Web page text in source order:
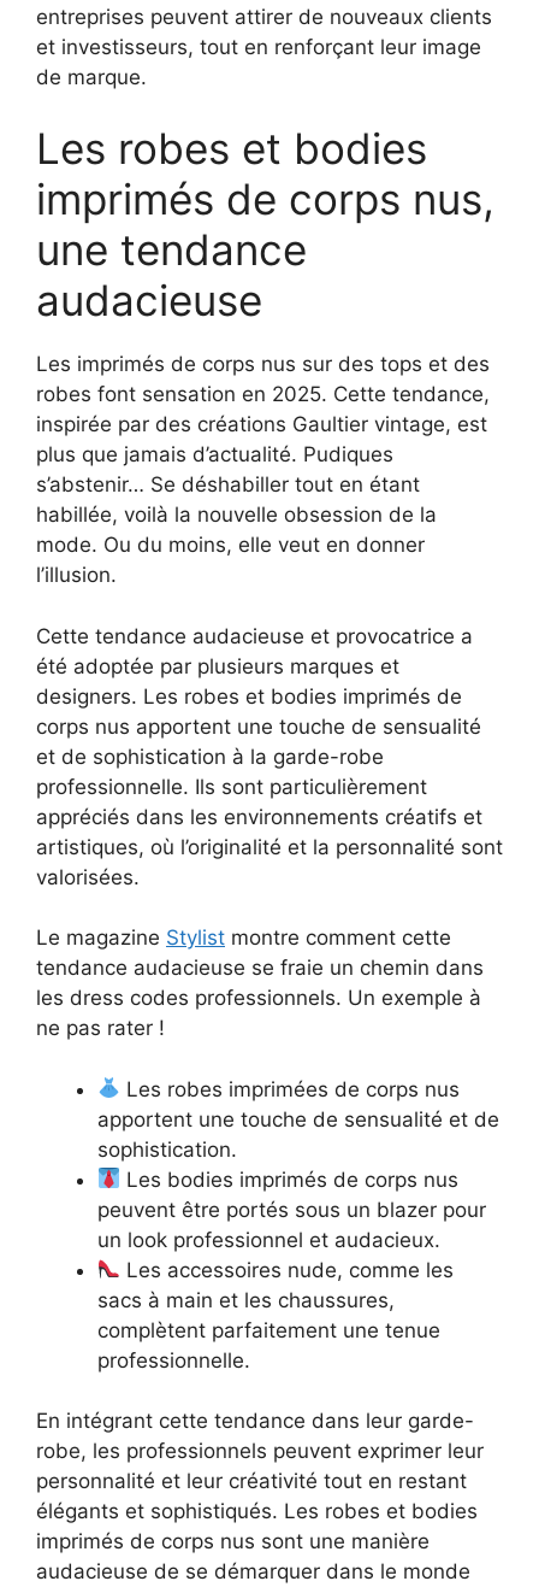
entreprises peuvent attirer de nouveaux clients
et investisseurs, tout en renforçant leur image
de marque.
Les robes et bodies
imprimés de corps nus,
une tendance
audacieuse
Les imprimés de corps nus sur des tops et des
robes font sensation en 2025. Cette tendance,
inspirée par des créations Gaultier vintage, est
plus que jamais d’actualité. Pudiques
s’abstenir… Se déshabiller tout en étant
habillée, voilà la nouvelle obsession de la
mode. Ou du moins, elle veut en donner
l’illusion.
Cette tendance audacieuse et provocatrice a
été adoptée par plusieurs marques et
designers. Les robes et bodies imprimés de
corps nus apportent une touche de sensualité
et de sophistication à la garde-robe
professionnelle. Ils sont particulièrement
appréciés dans les environnements créatifs et
artistiques, où l’originalité et la personnalité sont
valorisées.
Le magazine Stylist montre comment cette
tendance audacieuse se fraie un chemin dans
les dress codes professionnels. Un exemple à
ne pas rater !
Les robes imprimées de corps nus
apportent une touche de sensualité et de
sophistication.
Les bodies imprimés de corps nus
peuvent être portés sous un blazer pour
un look professionnel et audacieux.
Les accessoires nude, comme les
sacs à main et les chaussures,
complètent parfaitement une tenue
professionnelle.
En intégrant cette tendance dans leur garde-
robe, les professionnels peuvent exprimer leur
personnalité et leur créativité tout en restant
élégants et sophistiqués. Les robes et bodies
imprimés de corps nus sont une manière
audacieuse de se démarquer dans le monde